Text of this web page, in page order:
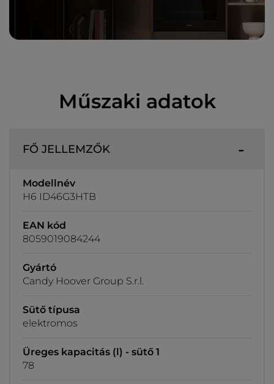
Műszaki adatok
FŐ JELLEMZŐK
Modellnév
H6 ID46G3HTB
EAN kód
8059019084244
Gyártó
Candy Hoover Group S.r.l.
Sütő típusa
elektromos
Üreges kapacitás (l) - sütő 1
78